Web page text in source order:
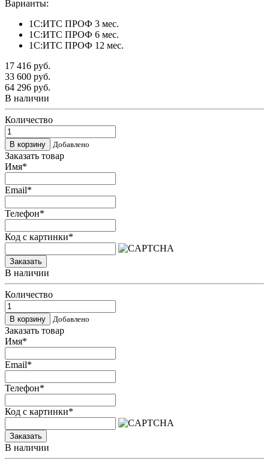
Варианты:
1С:ИТС ПРОФ 3 мес.
1С:ИТС ПРОФ 6 мес.
1С:ИТС ПРОФ 12 мес.
17 416 руб.
33 600 руб.
64 296 руб.
В наличии
Количество
Добавлено
Заказать товар
Имя*
Email*
Телефон*
Код с картинки*
Заказать
В наличии
Количество
Добавлено
Заказать товар
Имя*
Email*
Телефон*
Код с картинки*
Заказать
В наличии